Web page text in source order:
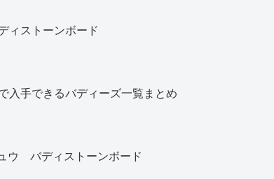
ィストーンボード
入手できるバディーズ一覧まとめ
ウ バディストーンボード